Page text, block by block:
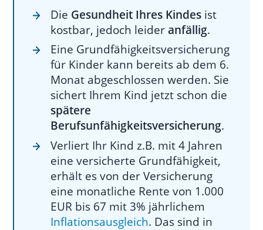
04
Grundfähigkeitsversicherung für
Kinder
Absicherung ab Alter 6 Monate
Echte
Grundfähigkeitsversicherung
für Kinder ab Alter 3 Jahre
Das Highlight: Ab 10 Jahren
Anpassung / Umwandlung in
eine BU
Umtausch
Grundfähigkeitsversicherung für
Kinder in eine BU
1. Voraussetzung für den frühen
Umtausch in eine BU ohne
Die Gesundheit Ihres Kindes ist
kostbar, jedoch leideranfällig.
Eine Grundfähigkeitsversicherung
für Kinder kann bereits ab dem 6.
Monat abgeschlossen werden. Sie
sichert Ihrem Kind jetzt schon die
spätere
Berufsunfähigkeitsversicherung.
Verliert Ihr Kind z.B. mit 4 Jahren
eine versicherte Grundfähigkeit,
erhält es von der Versicherung
eine monatliche Rente von 1.000
EUR bis 67 mit 3% jährlichem
Inflationsausgleich. Das sind in